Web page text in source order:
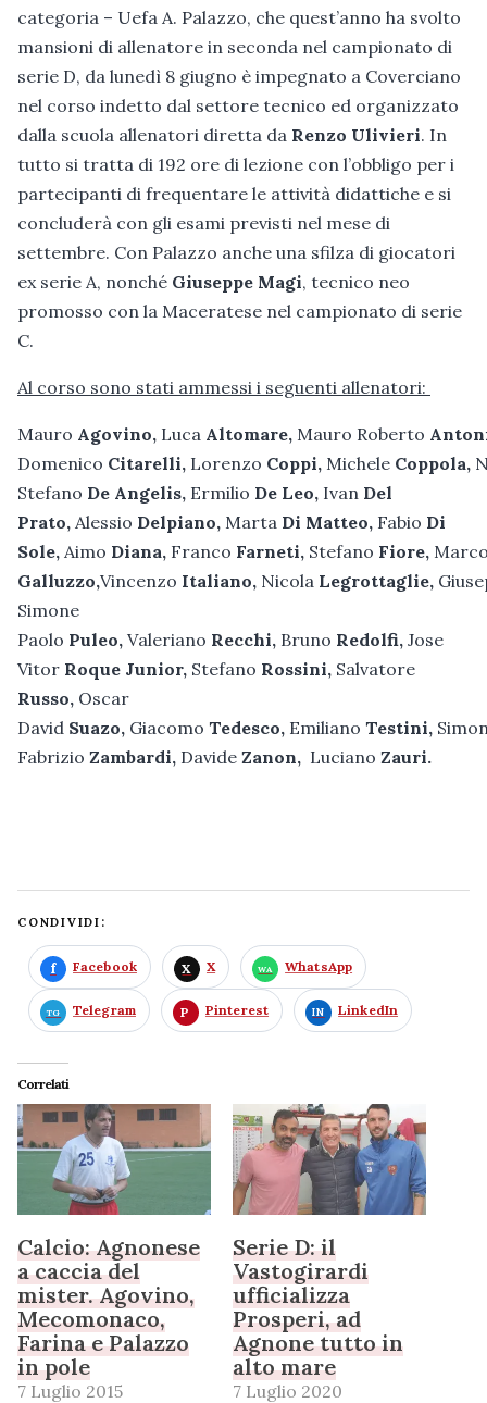
categoria – Uefa A. Palazzo, che quest’anno ha svolto
mansioni di allenatore in seconda nel campionato di
serie D, da lunedì 8 giugno è impegnato a Coverciano
nel corso indetto dal settore tecnico ed organizzato
dalla scuola allenatori diretta da Renzo Ulivieri. In
tutto si tratta di 192 ore di lezione con l’obbligo per i
partecipanti di frequentare le attività didattiche e si
concluderà con gli esami previsti nel mese di
settembre. Con Palazzo anche una sfilza di giocatori
ex serie A, nonché Giuseppe Magi, tecnico neo
promosso con la Maceratese nel campionato di serie
C.
Al corso sono stati ammessi i seguenti allenatori:
Mauro Agovino, Luca Altomare, Mauro Roberto
Domenico Citarelli, Lorenzo Coppi, Michele Coppola,
Stefano De Angelis, Ermilio De Leo, Ivan Del
Prato, Alessio Delpiano, Marta Di Matteo, Fabio Di
Sole, Aimo Diana, Franco Farneti, Stefano Fiore,
Galluzzo,Vincenzo Italiano, Nicola Legrottaglie,
Simone
Paolo Puleo, Valeriano Recchi, Bruno Redolfi, Jose
Vitor Roque Junior, Stefano Rossini, Salvatore
Russo, Oscar
David Suazo, Giacomo Tedesco, Emiliano Testini,
Fabrizio Zambardi, Davide Zanon, Luciano Zauri.
CONDIVIDI:
Facebook X WhatsApp
Telegram Pinterest LinkedIn
Correlati
Calcio: Agnonese
a caccia del
mister. Agovino,
Mecomonaco,
Farina e Palazzo
in pole
7 Luglio 2015
Serie D: il
Vastogirardi
ufficializza
Prosperi, ad
Agnone tutto in
alto mare
7 Luglio 2020